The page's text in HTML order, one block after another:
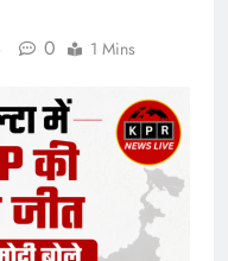
0 1 Mins